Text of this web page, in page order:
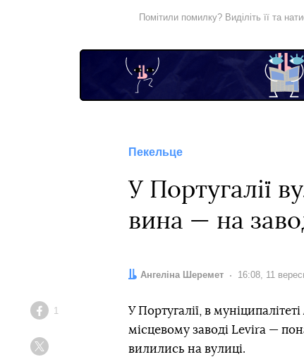
Помітили помилку? Виділіть її та
Пекельце
У Португалії
вина — на
Автор:
Ангеліна Шеремет Дата:
16:08, 11
Facebook
1
У Португалії, в
місцевому заводі Levira —
вилились на вулиці.